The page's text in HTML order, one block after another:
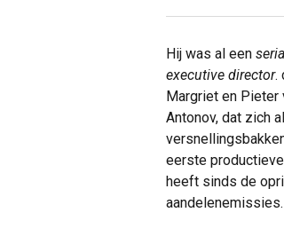
Hij was al een
executive director.
Margriet en Pieter
Antonov, dat zich
eerste
heeft sinds de
aandelenemissies.